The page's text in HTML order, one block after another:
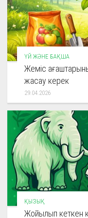
ҮЙ ЖӘНЕ БАҚША
Жеміс
жасау керек
29.04.2026
ҚЫЗЫҚ
Жойылып кеткен